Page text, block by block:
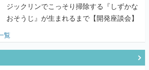
ジックリンでこっそり掃除する『しずかな
おそうじ』が生まれるまで【開発座談会】
覧